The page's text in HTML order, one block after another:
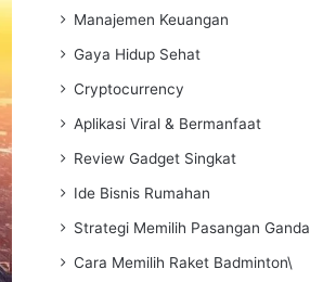
Manajemen Keuangan
Gaya Hidup Sehat
Cryptocurrency
Aplikasi Viral & Bermanfaat
Review Gadget Singkat
Ide Bisnis Rumahan
Strategi Memilih Pasangan Ganda
Cara Memilih Raket Badminton\